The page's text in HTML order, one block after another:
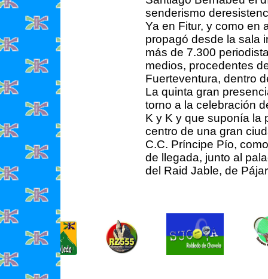
senderismo
Ya en Fitur, y como en
propagó desde la sala
más de 7.300
medios, procedentes
Fuerteventura, dentro
La quinta gran
torno a la celebración
K y K y que suponía la
centro de una gran
C.C. Príncipe Pío,
de llegada, junto al
del Raid Jable, de